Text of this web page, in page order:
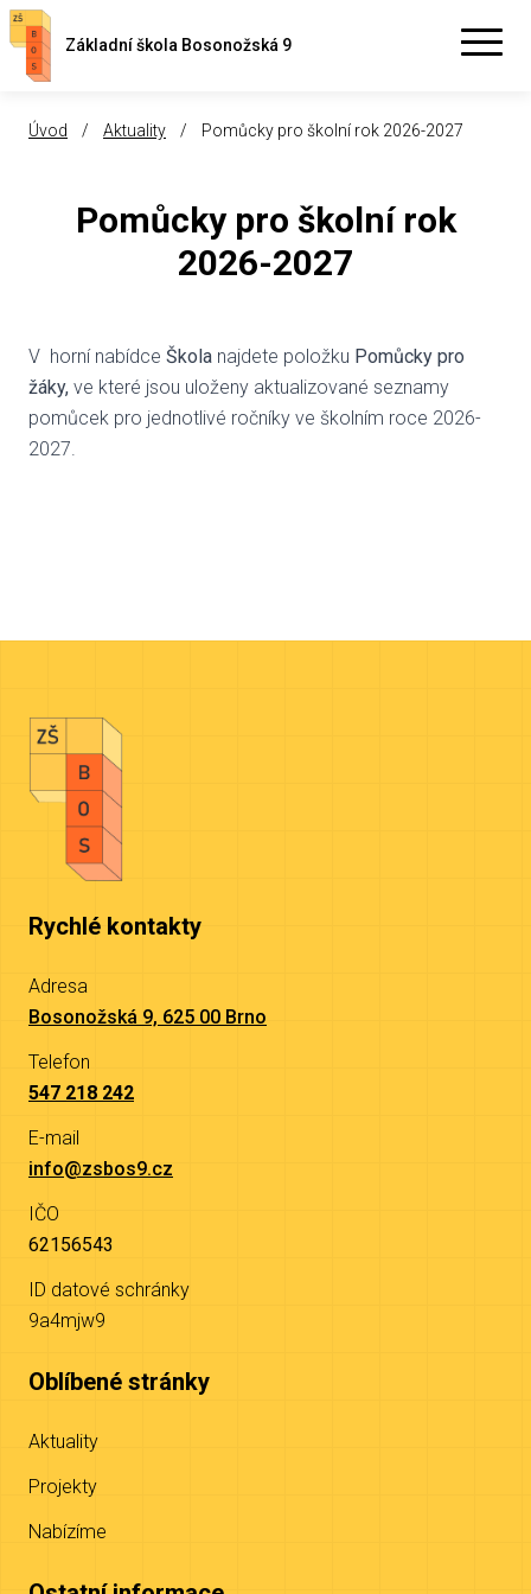
Základní škola Bosonožská 9
Úvod / Aktuality / Pomůcky pro školní rok 2026-2027
Pomůcky pro školní rok
2026-2027
V horní nabídce Škola najdete položku Pomůcky pro
žáky, ve které jsou uloženy aktualizované seznamy
pomůcek pro jednotlivé ročníky ve školním roce 2026-
2027.
Rychlé kontakty
Adresa
Bosonožská 9, 625 00 Brno
Telefon
547 218 242
E-mail
info@zsbos9.cz
IČO
62156543
ID datové schránky
9a4mjw9
Oblíbené stránky
Aktuality
Projekty
Nabízíme